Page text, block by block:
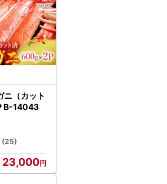
ニ（カット
B-14043
(25)
23,000